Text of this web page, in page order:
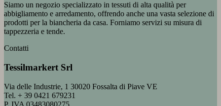
Siamo un negozio specializzato in tessuti di alta qualità per
abbigliamento e arredamento, offrendo anche una vasta selezione di
prodotti per la biancheria da casa. Forniamo servizi su misura di
tappezzeria e tende.
Contatti
Tessilmarkert Srl
Via delle Industrie, 1 30020 Fossalta di Piave VE
Tel. + 39 0421 679231
P. IVA 03483080275